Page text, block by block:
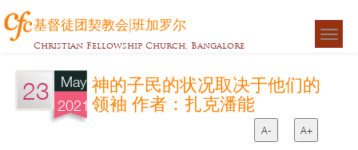
基督徒团契教会|班加罗尔
Christian Fellowship Church, Bangalore
23
May
2021
神的子民的状况取决于他们的
领袖 作者：扎克潘能
A- A+